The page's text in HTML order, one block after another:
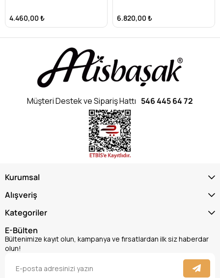
4.460,00 ₺ 6.820,00 ₺
Müşteri Destek ve Sipariş Hattı 546 445 64 72
Kurumsal
Alışveriş
Kategoriler
E-Bülten
Bültenimize kayıt olun, kampanya ve fırsatlardan ilk siz haberdar
olun!